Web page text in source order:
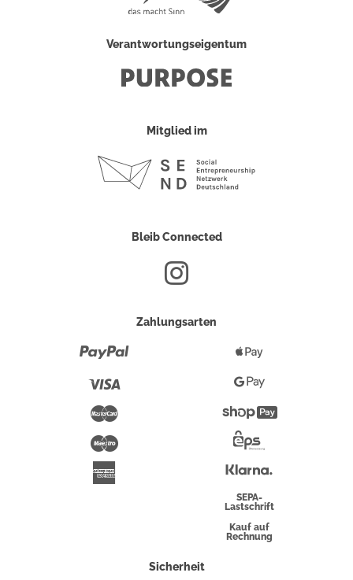
Verantwortungseigentum
Mitglied im
Bleib Connected
Zahlungsarten
Maestro
Pay
Google
Pay
Überweisung
SEPA-
Lastschrift
Kauf auf
Rechnung
Sicherheit